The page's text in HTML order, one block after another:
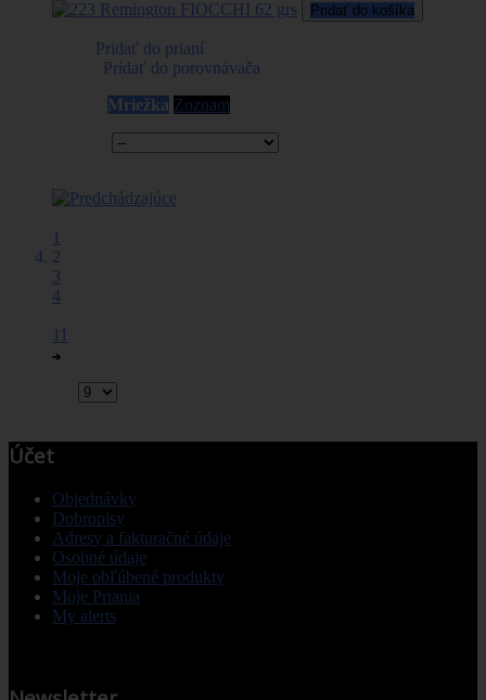
Pridať do košíka
Pridať do prianí
Pridať do porovnávača
Mriežka Zoznam
1
2
3
4
11
Účet
Objednávky
Dobropisy
Adresy a fakturačné údaje
Osobné údaje
Moje obľúbené produkty
Moje Priania
My alerts